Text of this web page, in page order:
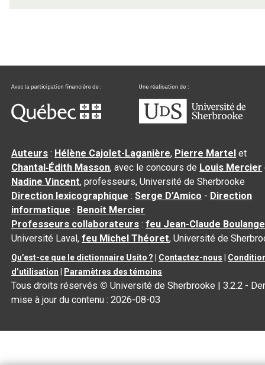
Auteurs : Hélène Cajolet-Laganière, Pierre Martel et
Chantal‑Édith Masson, avec le concours de Louis Mercier
Nadine Vincent, professeurs, Université de Sherbrooke
Direction lexicographique :Serge D’Amico - Direction
informatique : Benoit Mercier
Professeurs collaborateurs :feu Jean-Claude
Université Laval,feu Michel Théoret, Université de
Qu’est-ce que le dictionnaire Usito ? Contactez-nous
d’utilisation
Paramètres des témoins
Tous droits réservés © Université de Sherbrooke |3.2.2 -
mise à jour du contenu :2026-08-03